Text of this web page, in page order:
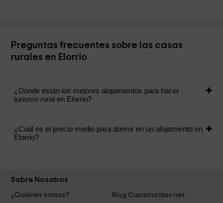
Preguntas frecuentes sobre las casas
rurales en Elorrio
¿Dónde están los mejores alojamientos para hacer
turismo rural en Elorrio?
¿Cuál es el precio medio para dormir en un alojamiento en
Elorrio?
Sobre Nosotros
¿Quiénes somos?
Blog Casasrurales.net